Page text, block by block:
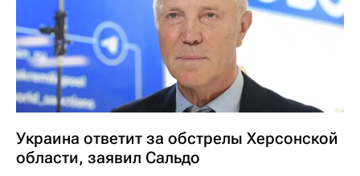
Украина ответит за обстрелы Херсонской
области, заявил Сальдо